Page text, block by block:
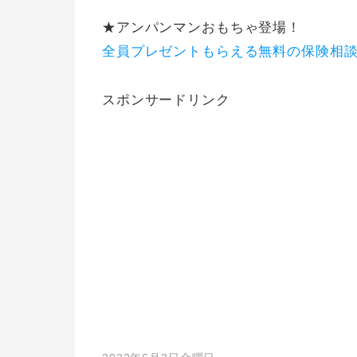
★アンパンマンおもちゃ登場！
全員プレゼントもらえる無料の保険相
スポンサードリンク